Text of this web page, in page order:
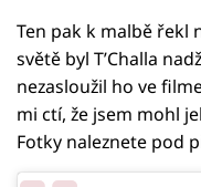
Ten pak k malbě řekl
světě byl T’Challa
nezasloužil ho ve
mi ctí, že jsem mohl
Fotky naleznete pod